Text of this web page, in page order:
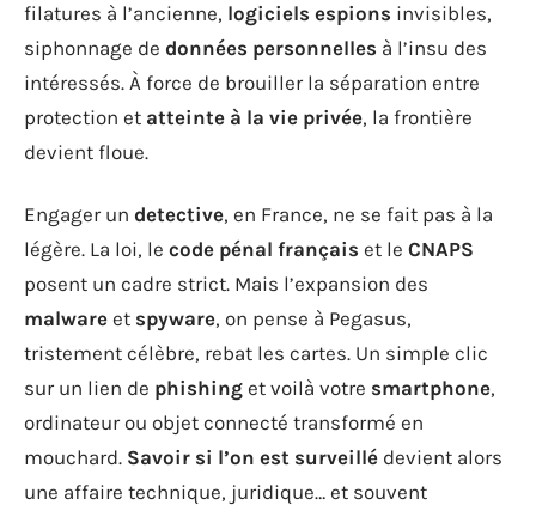
filatures à l’ancienne, logiciels espions invisibles,
siphonnage de données personnelles à l’insu des
intéressés. À force de brouiller la séparation entre
protection et atteinte à la vie privée, la frontière
devient floue.
Engager un detective, en France, ne se fait pas à la
légère. La loi, le code pénal français et le CNAPS
posent un cadre strict. Mais l’expansion des
malware et spyware, on pense à Pegasus,
tristement célèbre, rebat les cartes. Un simple clic
sur un lien de phishing et voilà votre smartphone,
ordinateur ou objet connecté transformé en
mouchard. Savoir si l’on est surveillé devient alors
une affaire technique, juridique… et souvent